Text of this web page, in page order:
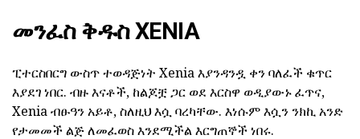
መንፈስ ቅዱስ XENIA
ፒተርስበርግ ውስጥ ተወዳጅነት Xenia እያንዳንዷ ቀን ባለፈች ቁጥር
እያደገ ነበር. ብዙ እናቶች, ከልጆቿ ጋር ወደ እርስዋ ወዲያውኑ ፈጥና,
Xenia ብፁዓን አይቶ, ስለዚህ እሷ ባረካቸው. እነሱም እሷን ንክኪ አንድ
የታመመች ልጅ ለመፈወስ እንደሚችል እርግጠኞች ነበሩ.